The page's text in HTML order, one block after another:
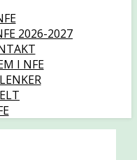
2026-2027
I NFE